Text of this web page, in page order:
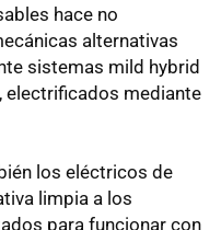
hace no
alternativas
sistemas mild hybrid
mediante
los eléctricos de
limpia a los
para funcionar con